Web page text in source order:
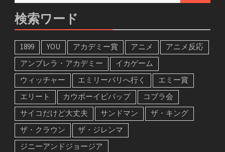
検索ワード
1899 YOU アカデミー賞 アニメ
アニメ反応
アンブレラ・アカデミー
イカゲーム
ウィッチャー
エミリーパリへ行く
エミー賞
エリート
カウボーイビバップ
コブラ会
サイコだけど大丈夫
サンドマン
ザ・キング
ザ・クラウン
ザ・ジレンマ
ジニーアンドジョージア